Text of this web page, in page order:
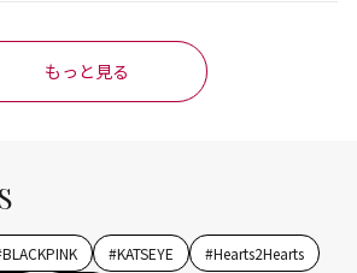
もっと見る
BLACKPINK #KATSEYE #Hearts2Hearts